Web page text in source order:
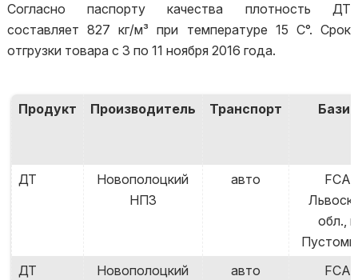
Согласно паспорту качества плотность ДТ
составляет 827 кг/м³ при температуре 15 С°. Срок
отгрузки товара с 3 по 11 ноября 2016 года.
Продукт Производитель Транспорт Базис
ДТ
Новополоцкий
НПЗ
авто
FCA
обл., г.
ДТ
Новополоцкий
авто
FCA